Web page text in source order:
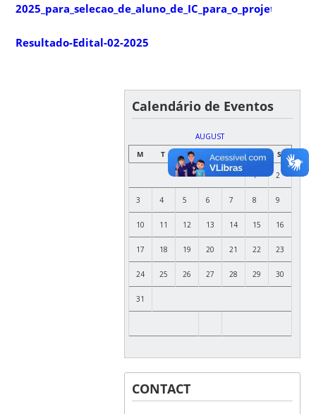
Resultado-Edital-02-2025
Calendário de Eventos
AUGUST
M
T W T F S S
1 2
3 4 5 6 7 8 9
10 11 12 13 14 15 16
17 18 19 20 21 22 23
24 25 26 27 28 29 30
31
CONTACT